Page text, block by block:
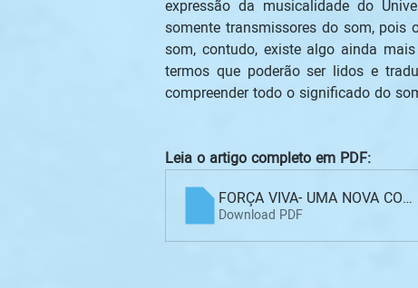
expressão da musicalidade do
somente transmissores do som, pois
som, contudo, existe algo ainda
termos que poderão ser lidos e
compreender todo o significado do
Leia o artigo completo em PDF:
FORÇA VIVA- UMA NOVA
Download PDF